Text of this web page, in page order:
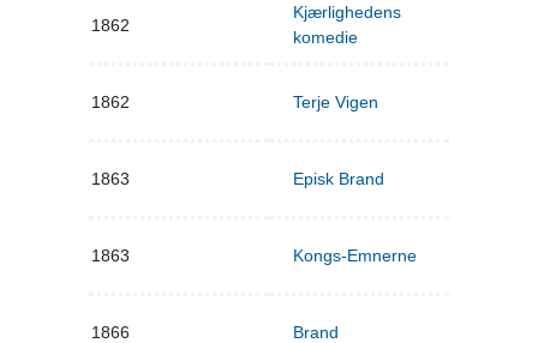
1862
Kjærlighedens
komedie
1862 Terje Vigen
1863 Episk Brand
1863 Kongs-Emnerne
1866 Brand